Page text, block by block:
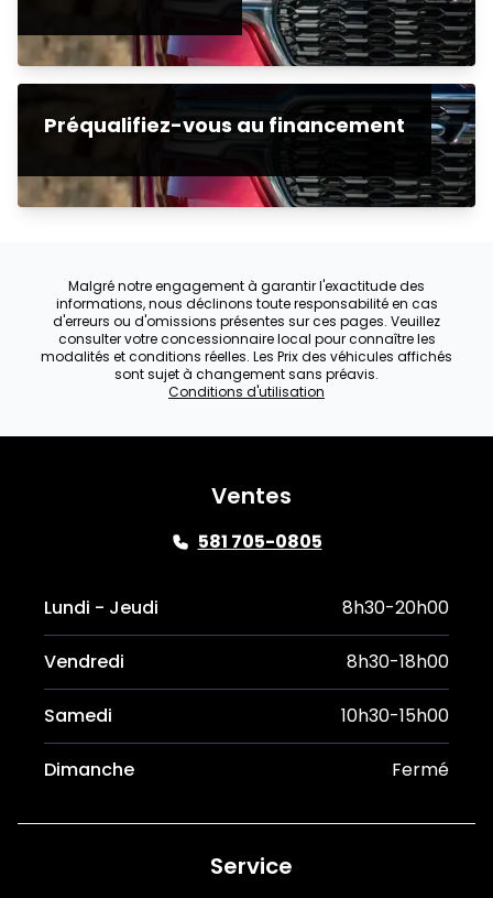
Préqualifiez-vous au financement
Malgré notre engagement à garantir l'exactitude des
informations, nous déclinons toute responsabilité en cas
d'erreurs ou d'omissions présentes sur ces pages. Veuillez
consulter votre concessionnaire local pour connaître les
modalités et conditions réelles. Les Prix des véhicules affichés
sont sujet à changement sans préavis.
Conditions d'utilisation
Ventes
581 705-0805
Lundi - Jeudi 8h30-20h00
Vendredi 8h30-18h00
Samedi 10h30-15h00
Dimanche Fermé
Service